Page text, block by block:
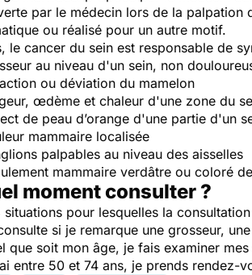
par le médecin lors de la palpation
ou réalisé pour un autre motif.
le cancer du sein est responsable de
au niveau d'un sein, non
ou déviation du mamelon
œdème et chaleur d'une zone du
de peau d’orange d'une partie d'un
mammaire localisée
palpables au niveau des aisselles
mammaire verdâtre ou coloré
moment consulter ?
situations pour lesquelles la
si je remarque une grosseur,
que soit mon âge, je fais examiner
entre 50 et 74 ans, je prends